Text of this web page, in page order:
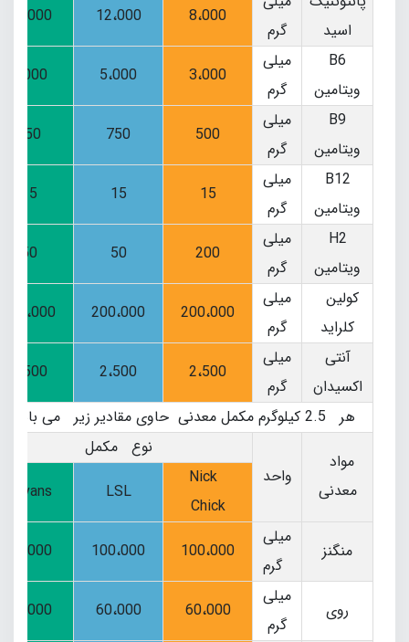
اسید
گرم
8،000 12،000
12،000
B6
ویتامین
میلی
گرم
3،000 5،000
5،000
B9
ویتامین
میلی
گرم
500
750
750
B12
ویتامین
میلی
گرم
15
15
15
H2
ویتامین
میلی
گرم
200
50
50
کولین
کلراید
میلی
گرم
200،000 200،000
200،000
آنتی
اکسیدان
میلی
گرم
2،500 2،500
2،500
هر 2.5 کیلوگرم مکمل معدنی حاوی مقادیر زیر می باشد :
مواد
معدنی
واحد
نوع مکمل
Nick
Chick
LSL
Bovans
منگنز
میلی
گرم
100،000 100،000 70،000
روی
میلی
گرم
60،000 60،000 70،000